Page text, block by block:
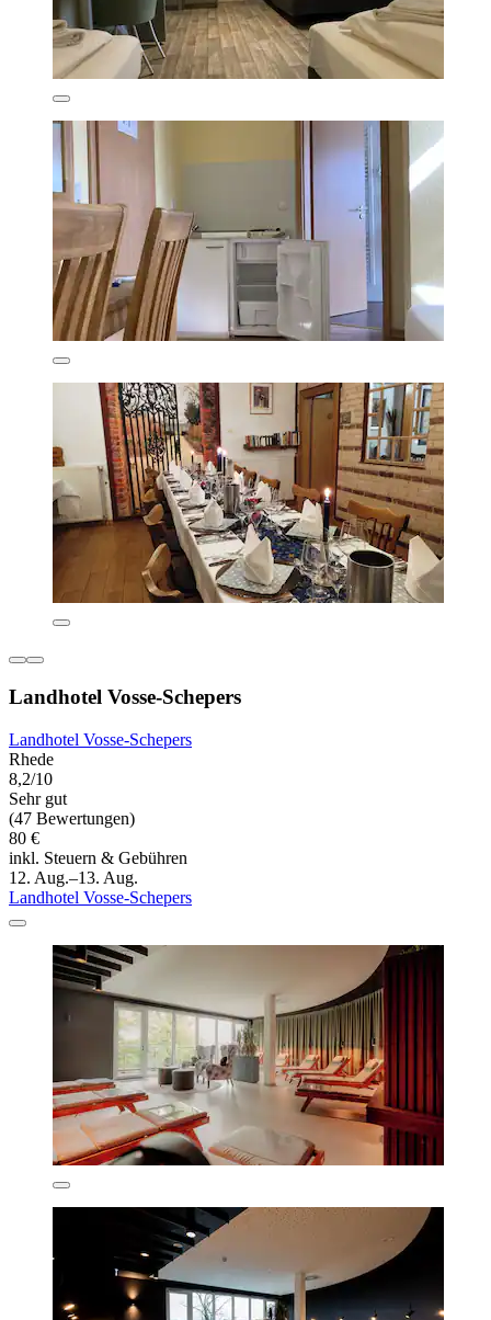
Landhotel Vosse-Schepers
Landhotel Vosse-Schepers
Rhede
8,2/10
Sehr gut
(47 Bewertungen)
80 €
inkl. Steuern & Gebühren
12. Aug.–13. Aug.
Landhotel Vosse-Schepers